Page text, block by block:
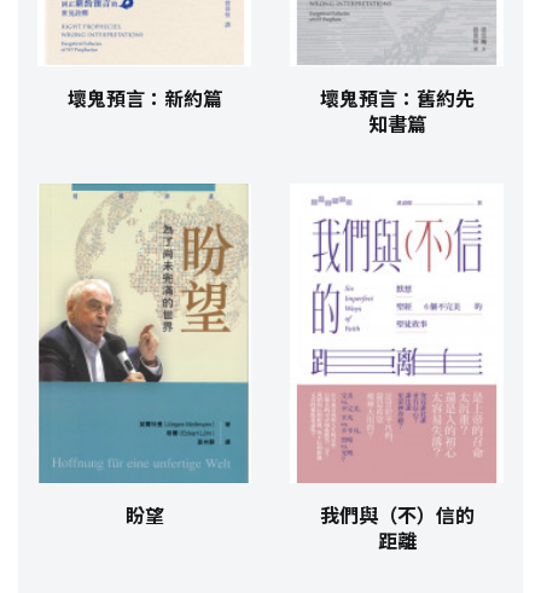
壞鬼預言：新約篇
壞鬼預言：舊約先
知書篇
盼望
我們與（不）信的
距離